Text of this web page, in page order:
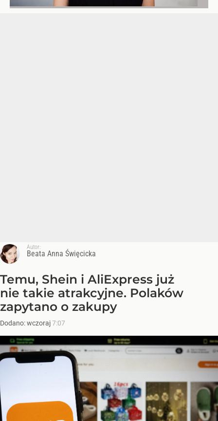
Autor:
Beata Anna Święcicka
Temu, Shein i AliExpress już
nie takie atrakcyjne. Polaków
zapytano o zakupy
Dodano:wczoraj7:07